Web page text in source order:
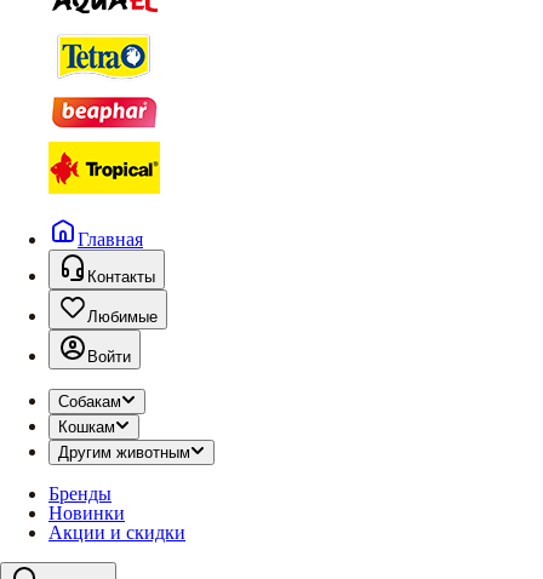
Главная
Контакты
Любимые
Войти
Собакам
Кошкам
Другим животным
Бренды
Новинки
Акции и скидки